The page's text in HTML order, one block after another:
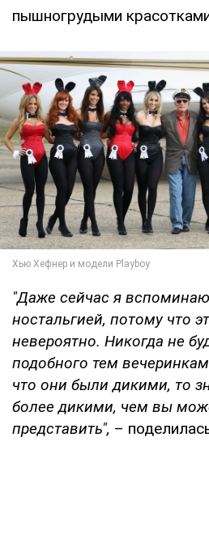
пышногрудыми
"Даже сейчас я
ностальгией, потому что
невероятно. Никогда не
подобного тем
что они были дикими, то
более дикими, чем вы
представить", –